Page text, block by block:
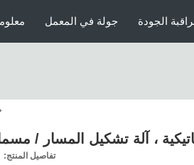
جولة في المعمل الجودة
تفاصيل المنتج: